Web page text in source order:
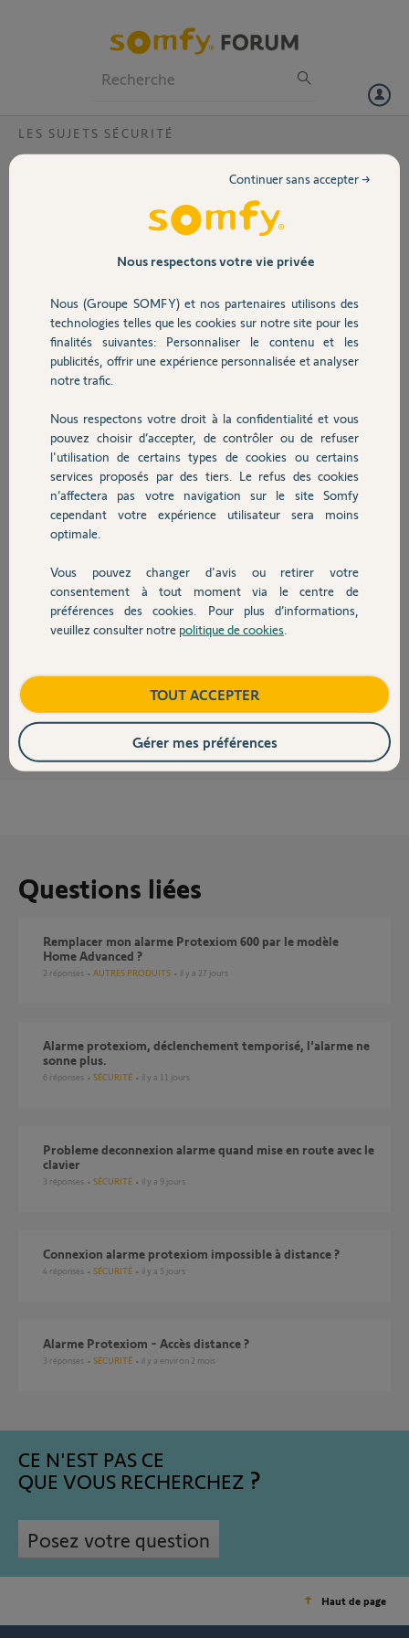
Volet
Sécurité
Domotique
Chauffage
Autres produits
Devis avec un pro
Contact
LES SUJETS SÉCURITÉ
mise en route de l'alarme Protexiom
quand mon alarme est mise en marche depuis l'application web, les
détection volumétrique ni les capteurs d'ouverture de porte ne
déclenchent l'alarme alors qu'elle est bien en service. Que faut il
Merci pour votre aide.
Norbert P.
il y a plus de 5 ans
Participer au fil de discussion
Réponses
Bonjour Norbert.
il y a plus de 5 ans
Questions liées
Remplacer mon alarme Protexiom 600 par le modèle
Home Advanced ?
2 réponses AUTRES PRODUITS il y a 27 jours
alarme protexiom, déclenchement temporisé, l'alarme ne
sonne plus.
6 réponses SÉCURITÉ il y a 11 jours
probleme deconnexion alarme quand mise en route avec le
clavier
3 réponses SÉCURITÉ il y a 9 jours
Connexion alarme protexiom impossible à distance ?
4 réponses SÉCURITÉ il y a 5 jours
Alarme Protexiom - Accès distance ?
3 réponses SÉCURITÉ il y a environ 2 mois
CE N'EST PAS CE
QUE VOUS RECHERCHEZ
Posez votre question
Haut de page
Nous respectons votre vie privée
Nous (Groupe SOMFY) et nos partenaires utilisons des
technologies telles que les cookies sur notre site pour les
finalités suivantes: Personnaliser le contenu et les
publicités, offrir une expérience personnalisée et analyser
notre trafic.
Nous respectons votre droit à la confidentialité et vous
pouvez choisir d’accepter, de contrôler ou de refuser
l'utilisation de certains types de cookies ou certains
services proposés par des tiers. Le refus des cookies
n’affectera pas votre navigation sur le site Somfy
cependant votre expérience utilisateur sera moins
optimale.
Vous pouvez changer d'avis ou retirer votre
consentement à tout moment via le centre de
préférences des cookies. Pour plus d’informations,
veuillez consulter notre politique de cookies
Continuer sans accepter →
TOUT ACCEPTER
Gérer mes préférences